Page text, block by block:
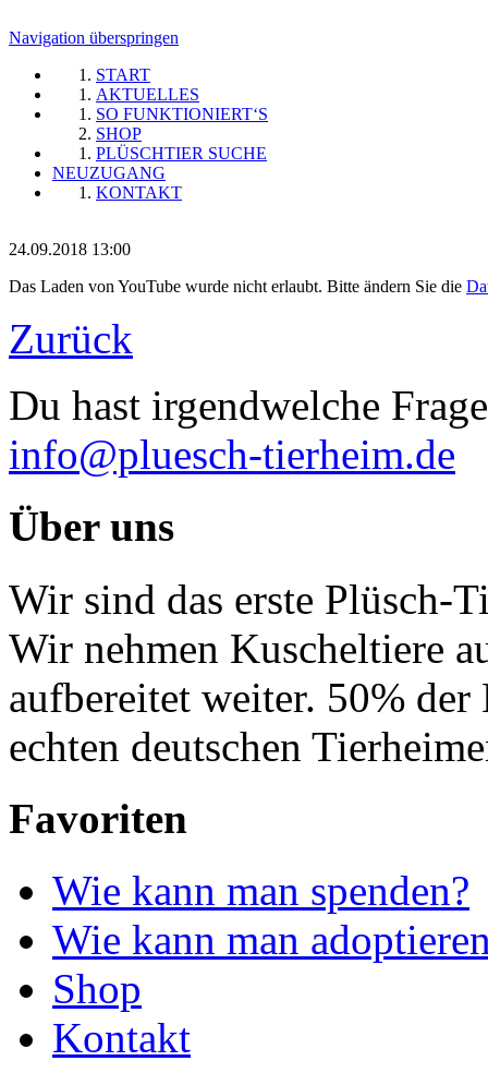
Navigation überspringen
START
AKTUELLES
SO FUNKTIONIERT‘S
SHOP
PLÜSCHTIER SUCHE
NEUZUGANG
KONTAKT
24.09.2018 13:00
Das Laden von YouTube wurde nicht erlaubt. Bitte ändern Sie die
Zurück
Du hast irgendwelche
info@pluesch-tierheim.de
Über uns
Wir sind das erste Plüsch-
Wir nehmen Kuscheltiere
aufbereitet weiter. 50%
echten deutschen
Favoriten
Wie kann man spenden?
Wie kann man
Shop
Kontakt